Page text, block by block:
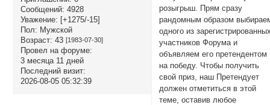
Сообщений: 4928
Уважение: [+1275/-15]
Пол: Мужской
Возраст: 43 [1983-07-30]
Провел на форуме:
3 месяца 11 дней
Последний визит:
2026-08-05 05:32:39
розыгрыш. Прям сразу
рандомным образом
одного из
участников Форума и
объявляем его претендентом
на победу. Чтобы получить
свой приз, наш Претендует
должен отметиться в этой
теме, оставив любое